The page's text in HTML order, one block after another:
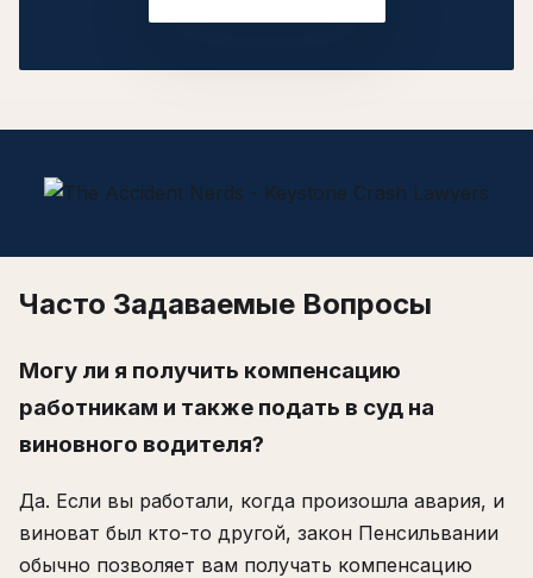
Часто Задаваемые Вопросы
Могу ли я получить компенсацию
работникам и также подать в суд на
виновного водителя?
Да. Если вы работали, когда произошла авария, и
виноват был кто-то другой, закон Пенсильвании
обычно позволяет вам получать компенсацию